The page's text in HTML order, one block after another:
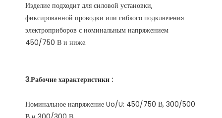
Изделие подходит для силовой установки,
фиксированной проводки или гибкого подключения
электроприборов с номинальным напряжением
Номинальное напряжение Uo/U: 450/750 В, 300/500